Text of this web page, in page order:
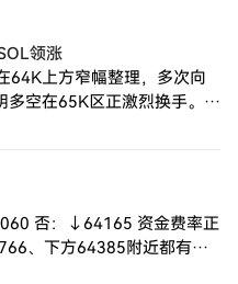
领涨
64K上方窄幅整理，多次向
空在65K区正激烈换手。
，日内高点摸到65192，
否：↓64165 资金费率正
、下方64385附近都有流
向上清扫空头 ETH是否站